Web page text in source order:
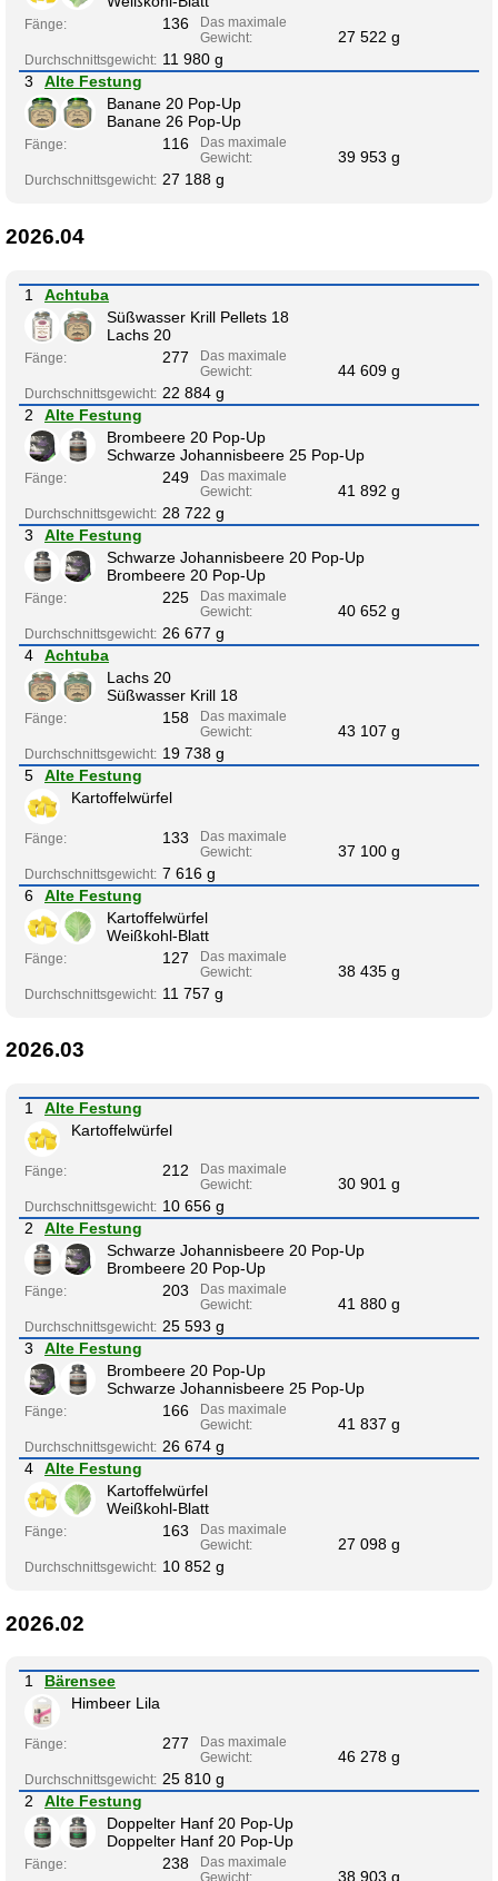
Fänge: 136
Das maximale
Gewicht:
27 522 g
Durchschnittsgewicht: 11 980 g
3
Alte Festung
Banane 20 Pop-Up
Banane 26 Pop-Up
Fänge: 116
Das maximale
Gewicht:
39 953 g
Durchschnittsgewicht: 27 188 g
2026.04
1
Achtuba
Süßwasser Krill Pellets 18
Lachs 20
Fänge: 277
Das maximale
Gewicht:
44 609 g
Durchschnittsgewicht: 22 884 g
2
Alte Festung
Brombeere 20 Pop-Up
Schwarze Johannisbeere 25 Pop-Up
Fänge: 249
Das maximale
Gewicht:
41 892 g
Durchschnittsgewicht: 28 722 g
3
Alte Festung
Schwarze Johannisbeere 20 Pop-Up
Brombeere 20 Pop-Up
Fänge: 225
Das maximale
Gewicht:
40 652 g
Durchschnittsgewicht: 26 677 g
4
Achtuba
Lachs 20
Süßwasser Krill 18
Fänge: 158
Das maximale
Gewicht:
43 107 g
Durchschnittsgewicht: 19 738 g
5
Alte Festung
Kartoffelwürfel
Fänge: 133
Das maximale
Gewicht:
37 100 g
Durchschnittsgewicht: 7 616 g
6
Alte Festung
Kartoffelwürfel
Weißkohl-Blatt
Fänge: 127
Das maximale
Gewicht:
38 435 g
Durchschnittsgewicht: 11 757 g
2026.03
1
Alte Festung
Kartoffelwürfel
Fänge: 212
Das maximale
Gewicht:
30 901 g
Durchschnittsgewicht: 10 656 g
2
Alte Festung
Schwarze Johannisbeere 20 Pop-Up
Brombeere 20 Pop-Up
Fänge: 203
Das maximale
Gewicht:
41 880 g
Durchschnittsgewicht: 25 593 g
3
Alte Festung
Brombeere 20 Pop-Up
Schwarze Johannisbeere 25 Pop-Up
Fänge: 166
Das maximale
Gewicht:
41 837 g
Durchschnittsgewicht: 26 674 g
4
Alte Festung
Kartoffelwürfel
Weißkohl-Blatt
Fänge: 163
Das maximale
Gewicht:
27 098 g
Durchschnittsgewicht: 10 852 g
2026.02
1
Bärensee
Himbeer Lila
Fänge: 277
Das maximale
Gewicht:
46 278 g
Durchschnittsgewicht: 25 810 g
2
Alte Festung
Doppelter Hanf 20 Pop-Up
Doppelter Hanf 20 Pop-Up
Fänge: 238
Das maximale
38 903 g